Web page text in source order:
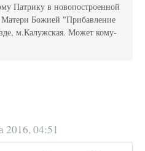
Патрику в новопостроенной
Божией "Прибавление
м.Калужская. Может кому-
2016, 04:51